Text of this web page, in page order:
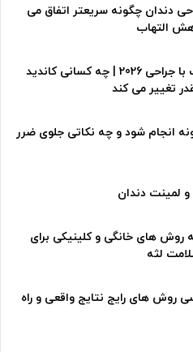
دندان چگونه سریعتر اتفاق می
التهاب
راه های درمان فک جلو و فک عقب با جراحی 2026 | چه کسانی کاندید
تغییر می کند
انجام شود و چه نکاتی جلوی ضرر
و لمینت دندان
های خانگی و کلینیکی برای
لثه
روش های رایج نتایج واقعی و راه